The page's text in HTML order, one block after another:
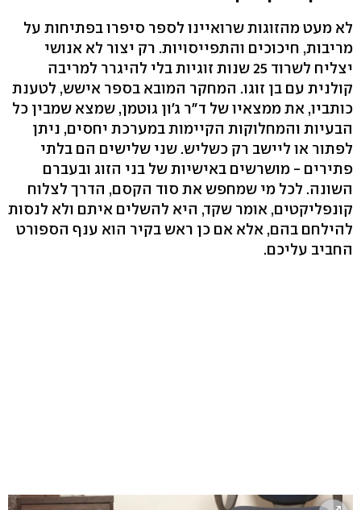
לא מעט מהזוגות שרואיינו לספר סיפרו בפתיחות על
מריבות, חיכוכים והתפייסויות. רק יצור לא אנושי
יצליח לשרוד 25 שנות זוגיות בלי להיגרר למריבה
קולנית עם בן זוגו. המחקר המובא בספר אישש, לטענת
כותביו, את ממצאיו של ד"ר ג'ון גוטמן, שמצא שמבין כל
הבעיות והמחלוקות הקיימות במערכת יחסים, ניתן
לפתור או ליישב רק כשליש. שני שלישים הם בלתי
פתירים - מושרשים באישיות של בני הזוג ובעברם
השונה. לכל מי שמחפש את סוד הקסם, הדרך לצלוח
קונפליקטים, אומר שקד, היא להשלים איתם ולא לנסות
להילחם בהם, אלא אם כן ראש בקיר הוא ענף הספורט
החביב עליכם.